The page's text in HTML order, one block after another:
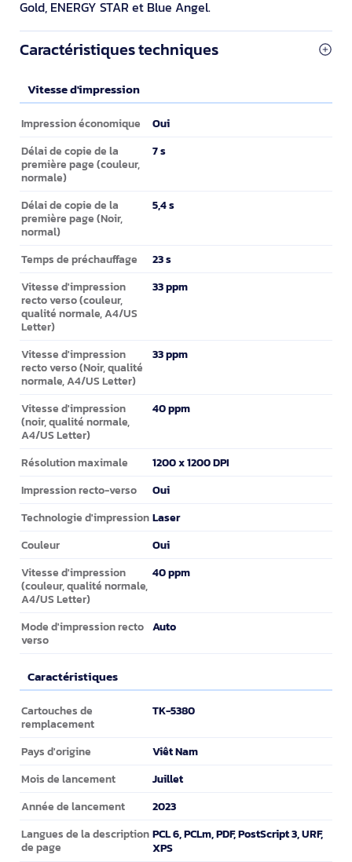
Gold, ENERGY STAR et Blue Angel.
Caractéristiques techniques
Vitesse d'impression
Vitesse d'impression
Impression économique Oui
Délai de copie de la
première page (couleur,
normale)
7 s
Délai de copie de la
première page (Noir,
normal)
5,4 s
Temps de préchauffage 23 s
Vitesse d'impression
recto verso (couleur,
qualité normale, A4/US
Letter)
33 ppm
Vitesse d'impression
recto verso (Noir, qualité
normale, A4/US Letter)
33 ppm
Vitesse d'impression
(noir, qualité normale,
A4/US Letter)
40 ppm
Résolution maximale 1200 x 1200 DPI
Impression recto-verso Oui
Technologie d'impression Laser
Couleur Oui
Vitesse d'impression
(couleur, qualité normale,
A4/US Letter)
40 ppm
Mode d'impression recto
verso
Auto
Caractéristiques
Caractéristiques
Cartouches de
remplacement
TK-5380
Pays d'origine Viêt Nam
Mois de lancement Juillet
Année de lancement 2023
Langues de la description
de page
PCL 6, PCLm, PDF, PostScript 3, URF,
XPS